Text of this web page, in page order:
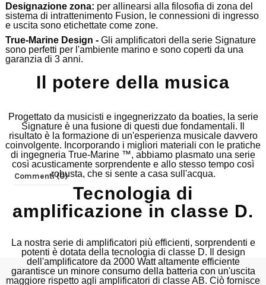
Designazione zona: per allinearsi alla filosofia di zona del
sistema di intrattenimento Fusion, le connessioni di ingresso
e uscita sono etichettate come zone.
True-Marine Design - Gli amplificatori della serie Signature
sono perfetti per l'ambiente marino e sono coperti da una
garanzia di 3 anni.
Il potere della musica
Progettato da musicisti e ingegnerizzato da boaties, la serie
Signature è una fusione di questi due fondamentali.
risultato è la formazione di un'esperienza musicale davvero
coinvolgente. Incorporando i migliori materiali con le pratiche
di ingegneria True-Marine ™, abbiamo plasmato una serie
così acusticamente sorprendente e allo stesso tempo così
robusta, che si sente a casa sull'acqua.
Tecnologia di
amplificazione in classe D.
La nostra serie di amplificatori più efficienti, sorprendenti e
potenti è dotata della tecnologia di classe D.
Il design
dell'amplificatore da 2000 Watt altamente efficiente
garantisce un minore consumo della batteria con un'uscita
maggiore rispetto agli amplificatori di classe AB.Ciò fornisce
Commenti (0)